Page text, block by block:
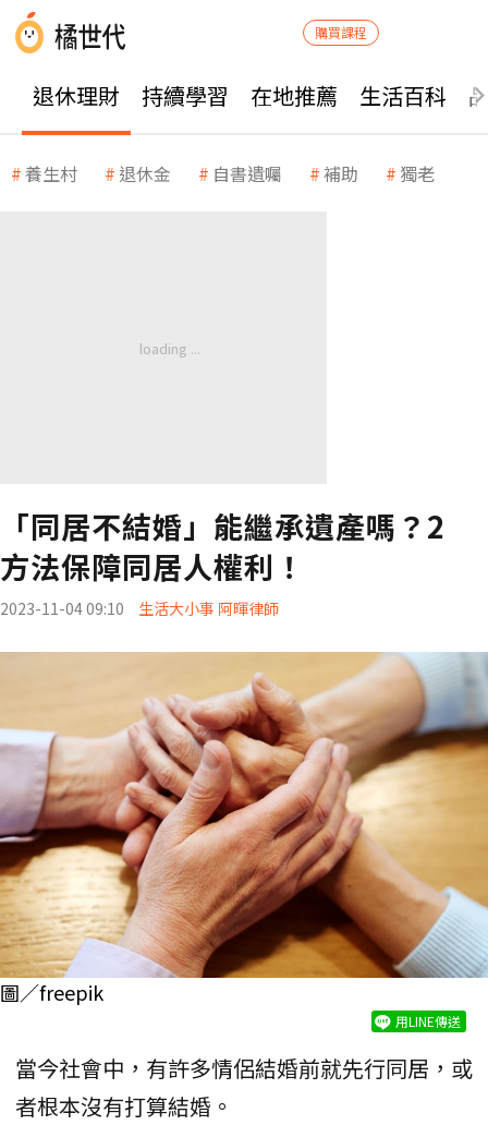
購買課程
退休理財 持續學習 在地推薦 生活百科
養生村 退休金 自書遺囑 補助 獨老
「同居不結婚」能繼承遺產嗎？2
方法保障同居人權利！
2023-11-04 09:10 生活大小事 阿暉律師
圖／freepik
用LINE傳送
當今社會中，有許多情侶結婚前就先行同居，或
者根本沒有打算結婚。